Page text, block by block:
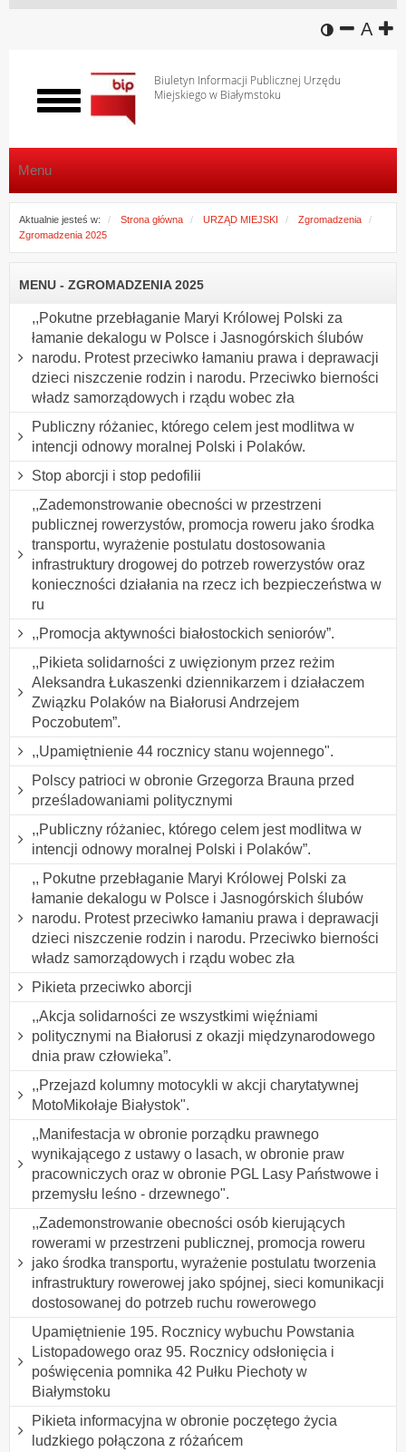
wersja
A
Biuletyn Informacji Publicznej Urzędu
Miejskiego w Białymstoku
Włącz
menu
Menu
Aktualnie jesteś w: Strona główna URZĄD MIEJSKI
Zgromadzenia
Zgromadzenia 2025
MENU - ZGROMADZENIA 2025
,,Pokutne przebłaganie Maryi Królowej Polski za
łamanie dekalogu w Polsce i Jasnogórskich ślubów
narodu. Protest przeciwko łamaniu prawa i deprawacji
dzieci niszczenie rodzin i narodu. Przeciwko bierności
władz samorządowych i rządu wobec zła
Publiczny różaniec, którego celem jest modlitwa w
intencji odnowy moralnej Polski i Polaków.
Stop aborcji i stop pedofilii
,,Zademonstrowanie obecności w przestrzeni
publicznej rowerzystów, promocja roweru jako środka
transportu, wyrażenie postulatu dostosowania
infrastruktury drogowej do potrzeb rowerzystów oraz
konieczności działania na rzecz ich bezpieczeństwa w
ru
,,Promocja aktywności białostockich seniorów”.
,,Pikieta solidarności z uwięzionym przez reżim
Aleksandra Łukaszenki dziennikarzem i działaczem
Związku Polaków na Białorusi Andrzejem
Poczobutem”.
,,Upamiętnienie 44 rocznicy stanu wojennego".
Polscy patrioci w obronie Grzegorza Brauna przed
prześladowaniami politycznymi
,,Publiczny różaniec, którego celem jest modlitwa w
intencji odnowy moralnej Polski i Polaków”.
,, Pokutne przebłaganie Maryi Królowej Polski za
łamanie dekalogu w Polsce i Jasnogórskich ślubów
narodu. Protest przeciwko łamaniu prawa i deprawacji
dzieci niszczenie rodzin i narodu. Przeciwko bierności
władz samorządowych i rządu wobec zła
Pikieta przeciwko aborcji
,,Akcja solidarności ze wszystkimi więźniami
politycznymi na Białorusi z okazji międzynarodowego
dnia praw człowieka”.
,,Przejazd kolumny motocykli w akcji charytatywnej
MotoMikołaje Białystok".
,,Manifestacja w obronie porządku prawnego
wynikającego z ustawy o lasach, w obronie praw
pracowniczych oraz w obronie PGL Lasy Państwowe i
przemysłu leśno - drzewnego".
,,Zademonstrowanie obecności osób kierujących
rowerami w przestrzeni publicznej, promocja roweru
jako środka transportu, wyrażenie postulatu tworzenia
infrastruktury rowerowej jako spójnej, sieci komunikacji
dostosowanej do potrzeb ruchu rowerowego
Upamiętnienie 195. Rocznicy wybuchu Powstania
Listopadowego oraz 95. Rocznicy odsłonięcia i
poświęcenia pomnika 42 Pułku Piechoty w
Białymstoku
Pikieta informacyjna w obronie poczętego życia
ludzkiego połączona z różańcem